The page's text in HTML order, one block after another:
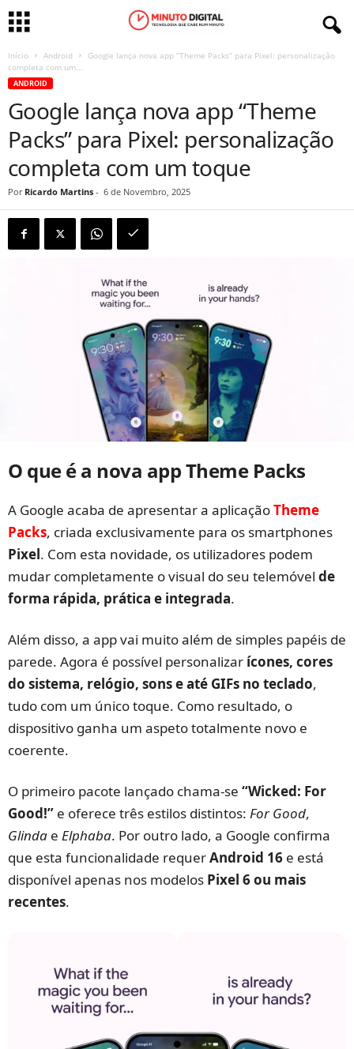
Início Android
Google lança nova app “Theme Packs” para Pixel: personalização
completa com um...
ANDROID
Google lança nova app “Theme
Packs” para Pixel: personalização
completa com um toque
Por Ricardo Martins - 6 de Novembro, 2025
O que é a nova app Theme Packs
A Google acaba de apresentar a aplicaçãoTheme
Packs, criada exclusivamente para os smartphones
Pixel. Com esta novidade, os utilizadores podem
mudar completamente o visual do seu telemóvel de
forma rápida, prática e integrada.
Além disso, a app vai muito além de simples papéis de
parede. Agora é possível personalizar ícones, cores
do sistema, relógio, sons e até GIFs no teclado,
tudo com um único toque. Como resultado, o
dispositivo ganha um aspeto totalmente novo e
coerente.
O primeiro pacote lançado chama-se “Wicked: For
Good!” e oferece três estilos distintos: For Good,
Glinda e Elphaba. Por outro lado, a Google confirma
que esta funcionalidade requerAndroid 16 e está
disponível apenas nos modelos Pixel 6 ou mais
recentes.